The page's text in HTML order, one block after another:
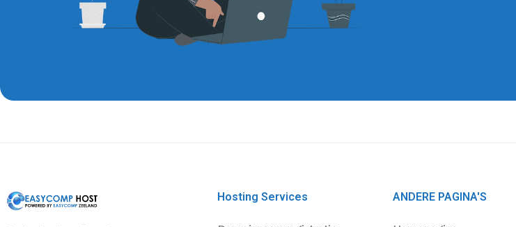
Hosting Services ANDERE PAGINA'S